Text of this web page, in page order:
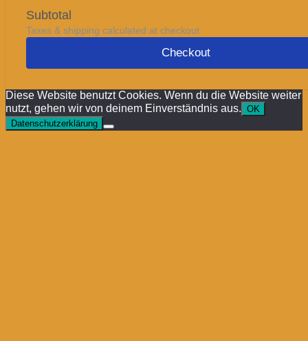
Subtotal
Taxes & shipping calculated at checkout
Checkout
Diese Website benutzt Cookies. Wenn du die Website weiter
nutzt, gehen wir von deinem Einverständnis aus. OK
Datenschutzerklärung